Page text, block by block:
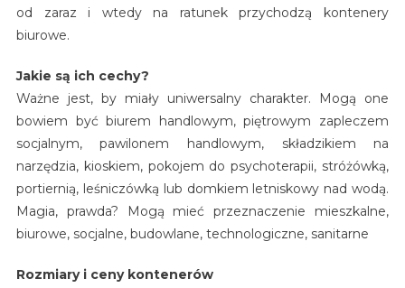
od zaraz i wtedy na ratunek przychodzą kontenery
biurowe.
Jakie są ich cechy?
Ważne jest, by miały uniwersalny charakter. Mogą one
bowiem być biurem handlowym, piętrowym zapleczem
socjalnym, pawilonem handlowym, składzikiem na
narzędzia, kioskiem, pokojem do psychoterapii, stróżówką,
portiernią, leśniczówką lub domkiem letniskowy nad wodą.
Magia, prawda? Mogą mieć przeznaczenie mieszkalne,
biurowe, socjalne, budowlane, technologiczne, sanitarne
Rozmiary i ceny kontenerów